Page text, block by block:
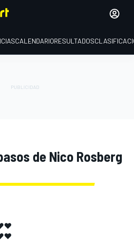
CALENDARIORESULTADOS
de Nico Rosberg
❤️❤️
❤️❤️